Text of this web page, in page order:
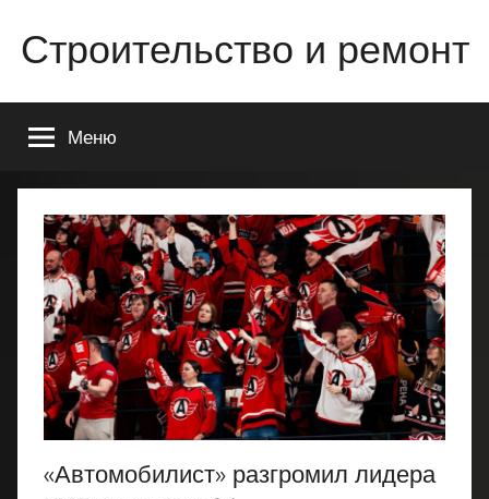
содержимому
Строительство и ремонт
строительстве
ремонте
Вашего
дома
квартиры
Меню
«Автомобилист» разгромил лидера